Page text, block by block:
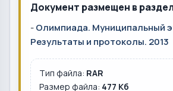
Документ размещен в
-Олимпиада. Муниципальный
Результаты и протоколы. 2013
Тип файла: RAR
Размер файла: 477 Кб